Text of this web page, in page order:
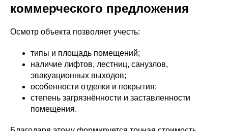
коммерческого предложения
Осмотр объекта позволяет учесть:
типы и площадь помещений;
наличие лифтов, лестниц, санузлов,
эвакуационных выходов;
особенности отделки и покрытия;
степень загрязнённости и заставленности
помещения.